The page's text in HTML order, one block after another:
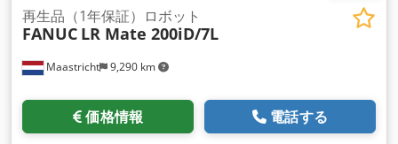
Maastricht 9,290 km
再生品（1年保証）ロボット
FANUC LR Mate 200iD/7L
価格情報 電話する